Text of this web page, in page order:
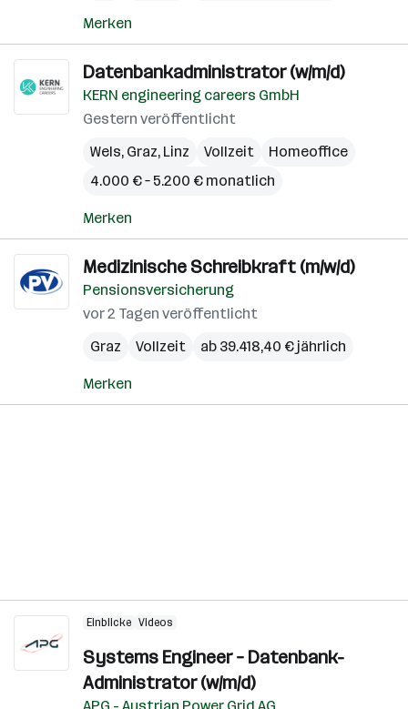
Merken
Datenbankadministrator (w/m/d)
KERN engineering careers GmbH
Gestern veröffentlicht
Wels, Graz, Linz Vollzeit
Homeoffice
4.000 € – 5.200 € monatlich
Merken
Medizinische Schreibkraft (m/w/d)
Pensionsversicherung
vor 2 Tagen veröffentlicht
Graz
Vollzeit ab 39.418,40 € jährlich
Merken
Einblicke Videos
Systems Engineer – Datenbank-
Administrator (w/m/d)